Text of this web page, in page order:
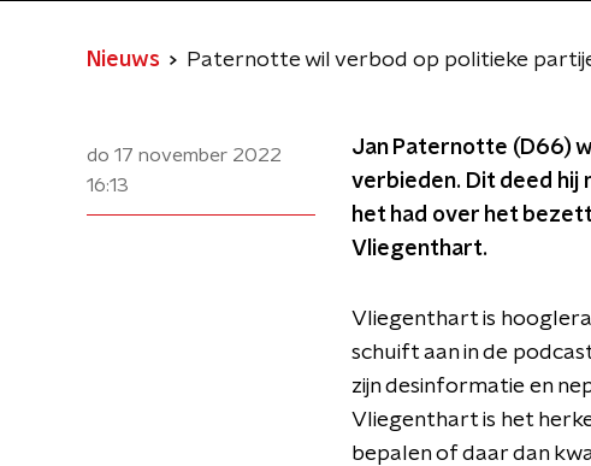
Nieuws Paternotte wil verbod op politieke
do 17 november 2022
16:13
Jan Paternotte (D66)
verbieden. Dit deed hij
het had over het
Vliegenthart.
Vliegenthart is
schuift aan in de
zijn desinformatie en
Vliegenthart is het
bepalen of daar dan